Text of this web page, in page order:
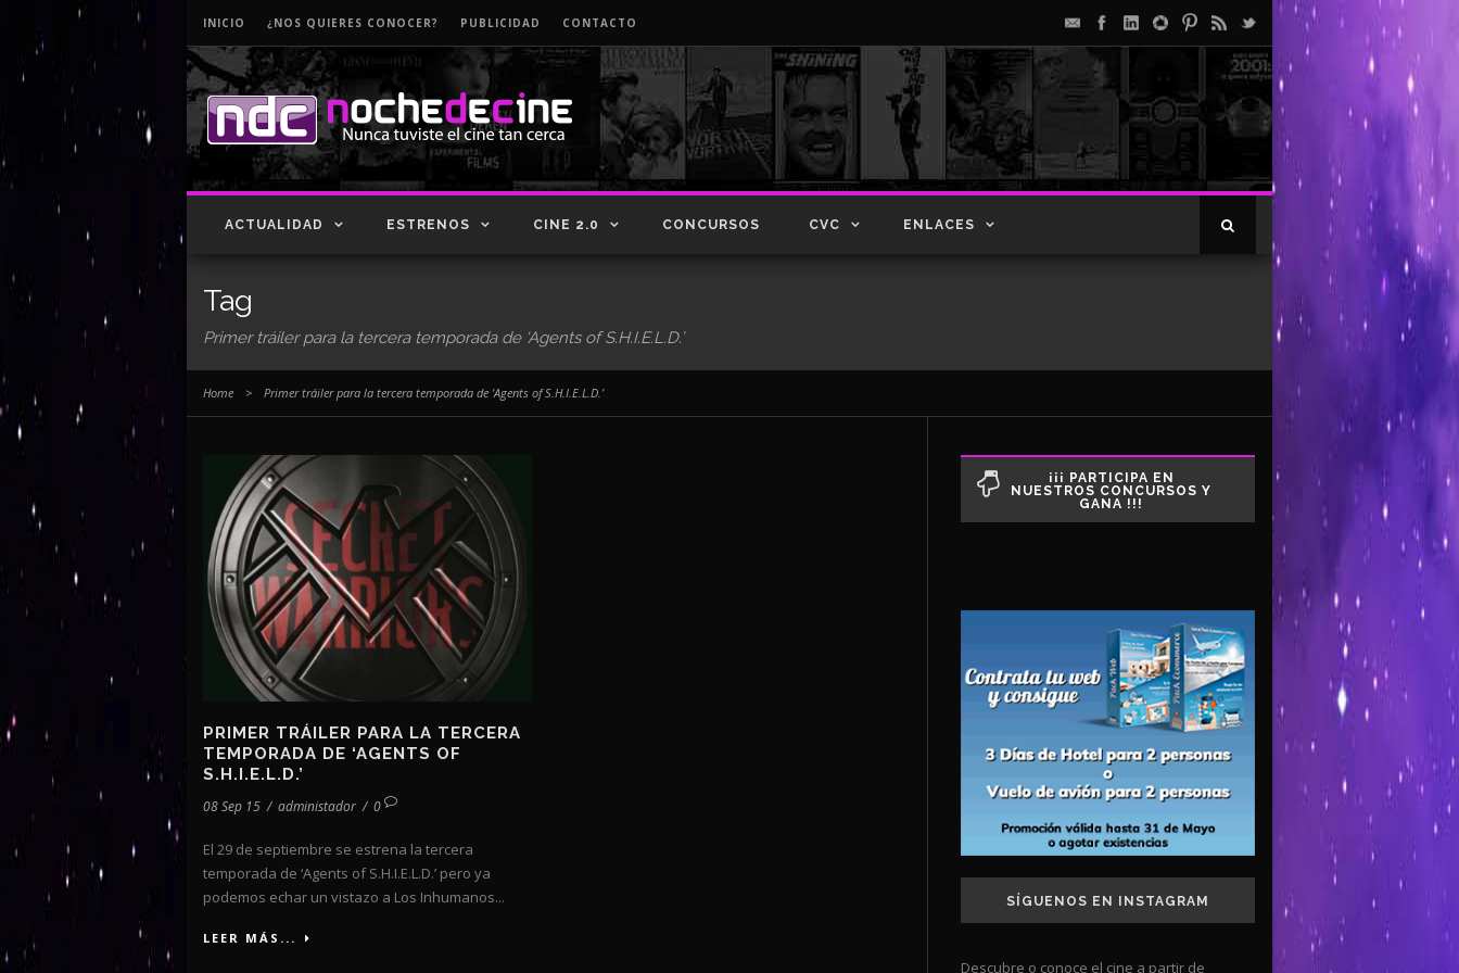
INICIO ¿NOS QUIERES CONOCER? PUBLICIDAD CONTACTO
ACTUALIDAD ESTRENOS CINE 2.0 CONCURSOS CVC ENLACES
Tag
Primer tráiler para la tercera temporada de ‘Agents of S.H.I.E.L.D.’
Home > Primer tráiler para la tercera temporada de ‘Agents of S.H.I.E.L.D.’
PRIMER TRÁILER PARA LA TERCERA
TEMPORADA DE ‘AGENTS OF
S.H.I.E.L.D.’
08 Sep 15 / administador / 0
El 29 de septiembre se estrena la tercera
temporada de ‘Agents of S.H.I.E.L.D.’ pero ya
podemos echar un vistazo a Los Inhumanos...
LEER MÁS...
¡¡¡ PARTICIPA EN
NUESTROS CONCURSOS Y
GANA !!!
SÍGUENOS EN INSTAGRAM
Descubre o conoce el cine a partir de